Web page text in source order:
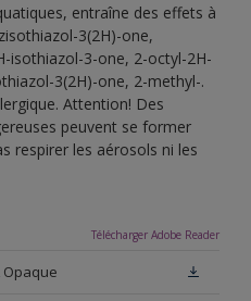
entraîne des effets à
3(2H)-one,
isothiazol-3-one, 2-octyl-2H-
3(2H)-one, 2-methyl-.
Attention! Des
peuvent se former
respirer les aérosols ni les
Télécharger Adobe Reader
Opaque